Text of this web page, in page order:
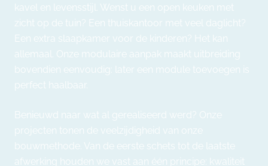
kavel en levensstijl. Wenst u een open keuken met
zicht op de tuin? Een thuiskantoor met veel daglicht?
Een extra slaapkamer voor de kinderen? Het kan
allemaal. Onze modulaire aanpak maakt uitbreiding
bovendien eenvoudig: later een module toevoegen is
perfect haalbaar.
Benieuwd naar wat al gerealiseerd werd? Onze
projecten tonen de veelzijdigheid van onze
bouwmethode. Van de eerste schets tot de laatste
afwerking houden we vast aan één principe: kwaliteit